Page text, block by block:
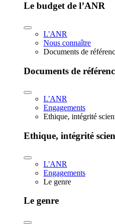
Le budget de l’ANR
L'ANR
Nous connaître
Documents de
Documents de
L'ANR
Engagements
Ethique, intégrité
Ethique, intégrité
L'ANR
Engagements
Le genre
Le genre